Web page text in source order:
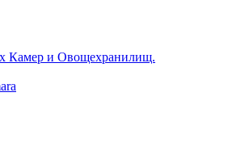
Камер и Овощехранилищ.